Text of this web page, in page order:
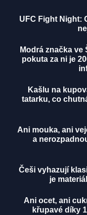
UFC Fight Night:
Modrá značka
pokuta za ni je
Kašlu na
tatarku, co
Ani mouka, ani
a
Češi vyhazují
je
Ani ocet, ani
křupavé díky